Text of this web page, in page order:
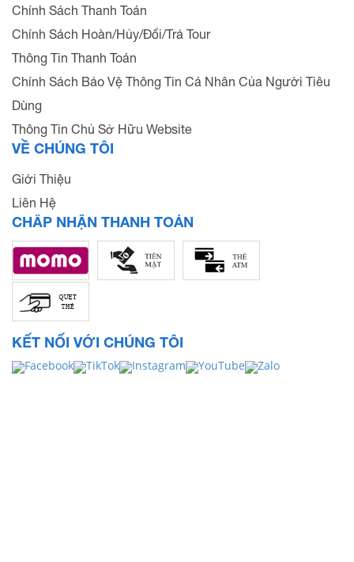
Chính Sách Thanh Toán
Chính Sách Hoàn/Hủy/Đổi/Trả Tour
Thông Tin Thanh Toán
Chính Sách Bảo Vệ Thông Tin Cá Nhân Của Người Tiêu
Dùng
Thông Tin Chủ Sở Hữu Website
VỀ CHÚNG TÔI
Giới Thiệu
Liên Hệ
CHẤP NHẬN THANH TOÁN
KẾT NỐI VỚI CHÚNG TÔI